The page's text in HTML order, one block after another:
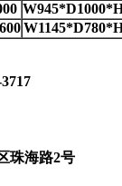
珠海路2号